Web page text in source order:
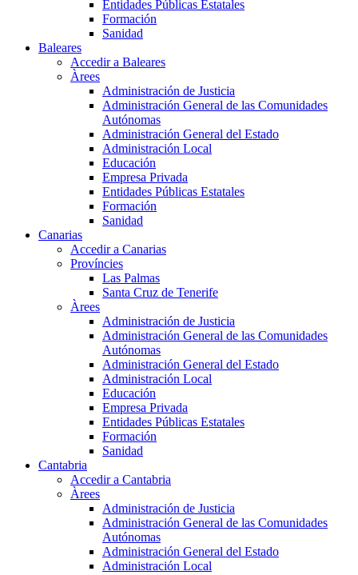
Entidades Públicas Estatales
Formación
Sanidad
Baleares
Accedir a Baleares
Àrees
Administración de Justicia
Administración General de las Comunidades
Autónomas
Administración General del Estado
Administración Local
Educación
Empresa Privada
Entidades Públicas Estatales
Formación
Sanidad
Canarias
Accedir a Canarias
Províncies
Las Palmas
Santa Cruz de Tenerife
Àrees
Administración de Justicia
Administración General de las Comunidades
Autónomas
Administración General del Estado
Administración Local
Educación
Empresa Privada
Entidades Públicas Estatales
Formación
Sanidad
Cantabria
Accedir a Cantabria
Àrees
Administración de Justicia
Administración General de las Comunidades
Autónomas
Administración General del Estado
Administración Local